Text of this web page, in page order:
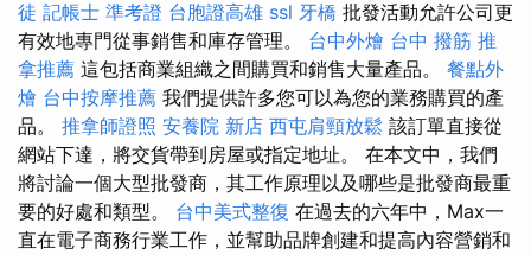
徒 記帳士 準考證 台胞證高雄 ssl 牙橋 批發活動允許公司更
有效地專門從事銷售和庫存管理。 台中外燴 台中 撥筋 推
拿推薦 這包括商業組織之間購買和銷售大量產品。 餐點外
燴 台中按摩推薦 我們提供許多您可以為您的業務購買的產
品。 推拿師證照 安養院 新店 西屯肩頸放鬆 該訂單直接從
網站下達，將交貨帶到房屋或指定地址。 在本文中，我們
將討論一個大型批發商，其工作原理以及哪些是批發商最重
要的好處和類型。 台中美式整復 在過去的六年中，Max一
直在電子商務行業工作，並幫助品牌創建和提高內容營銷和